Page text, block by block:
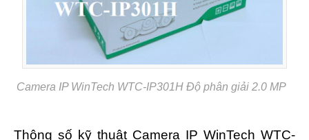
Camera IP WinTech WTC-IP301H Độ phân giải 2.0 MP
Thông số kỹ thuật Camera IP WinTech WTC-